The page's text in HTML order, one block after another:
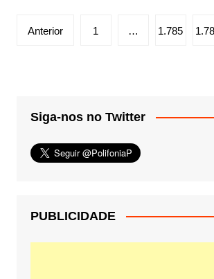
Paginação
Anterior 1 … 1.785
Siga-nos no Twitter
PUBLICIDADE